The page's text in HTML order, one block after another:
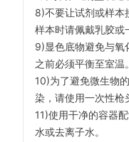
8)不要让试剂或样本
样本时请佩戴乳胶或
9)显色底物避免与氧
之前必须平衡至室温。
10)为了避免微生物
染，请使用一次性枪
11)使用干净的容器
水或去离子水。